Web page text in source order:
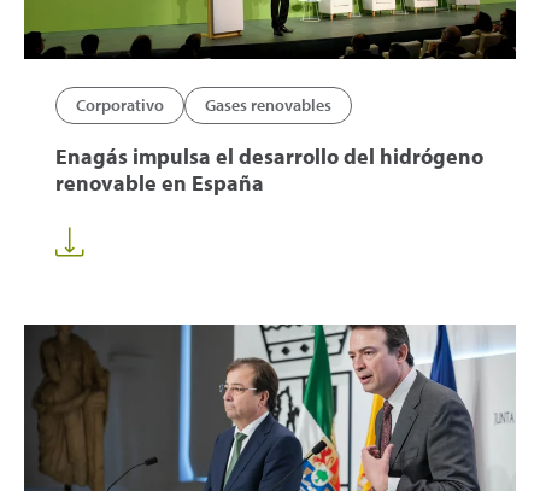
Corporativo Gases renovables
Enagás impulsa el desarrollo del hidrógeno
renovable en España